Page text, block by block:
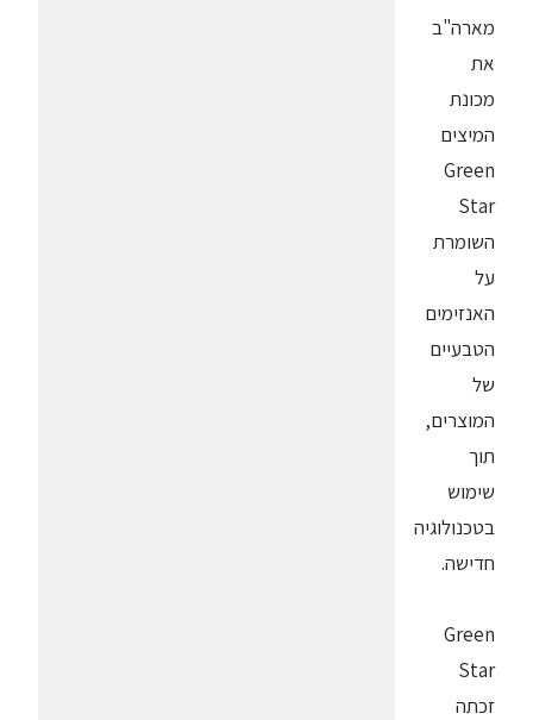
מארה"ב
את
מכונת
המיצים
Green
Star
השומרת
על
האנזימים
הטבעיים
של
המוצרים,
תוך
שימוש
בטכנולוגיה
חדישה.
Green
Star
זכתה